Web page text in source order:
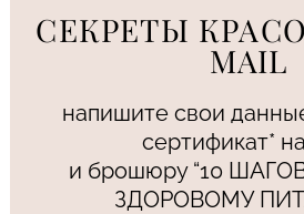
СЕКРЕТЫ
MAIL
напишите свои
сертификат*
и брошюру “10
ЗДОРОВОМУ